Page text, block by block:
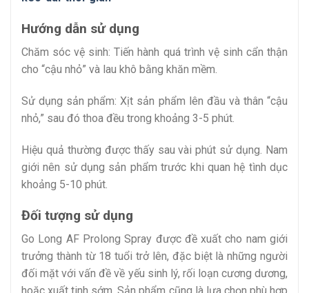
Hướng dẫn sử dụng
Chăm sóc vệ sinh: Tiến hành quá trình vệ sinh cẩn thận
cho “cậu nhỏ” và lau khô bằng khăn mềm.
Sử dụng sản phẩm: Xịt sản phẩm lên đầu và thân “cậu
nhỏ,” sau đó thoa đều trong khoảng 3-5 phút.
Hiệu quả thường được thấy sau vài phút sử dụng. Nam
giới nên sử dụng sản phẩm trước khi quan hệ tình dục
khoảng 5-10 phút.
Đối tượng sử dụng
Go Long AF Prolong Spray được đề xuất cho nam giới
trưởng thành từ 18 tuổi trở lên, đặc biệt là những người
đối mặt với vấn đề về yếu sinh lý, rối loạn cương dương,